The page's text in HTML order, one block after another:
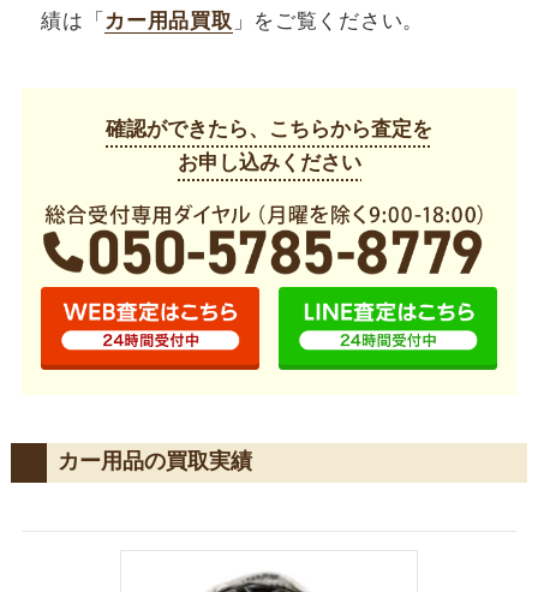
績は「 カー用品買取 」をご覧ください。
確認ができたら、こちらから査定を
お申し込みください
カー用品の買取実績